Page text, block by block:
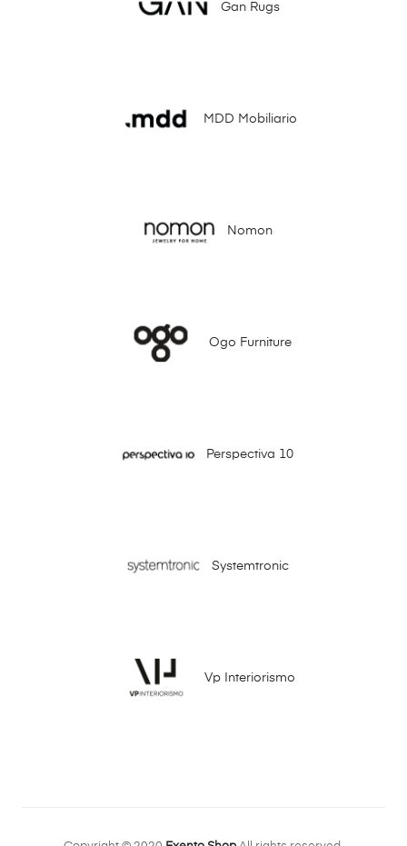
Gan Rugs
MDD Mobiliario
Nomon
Ogo Furniture
Perspectiva 10
Systemtronic
Vp Interiorismo